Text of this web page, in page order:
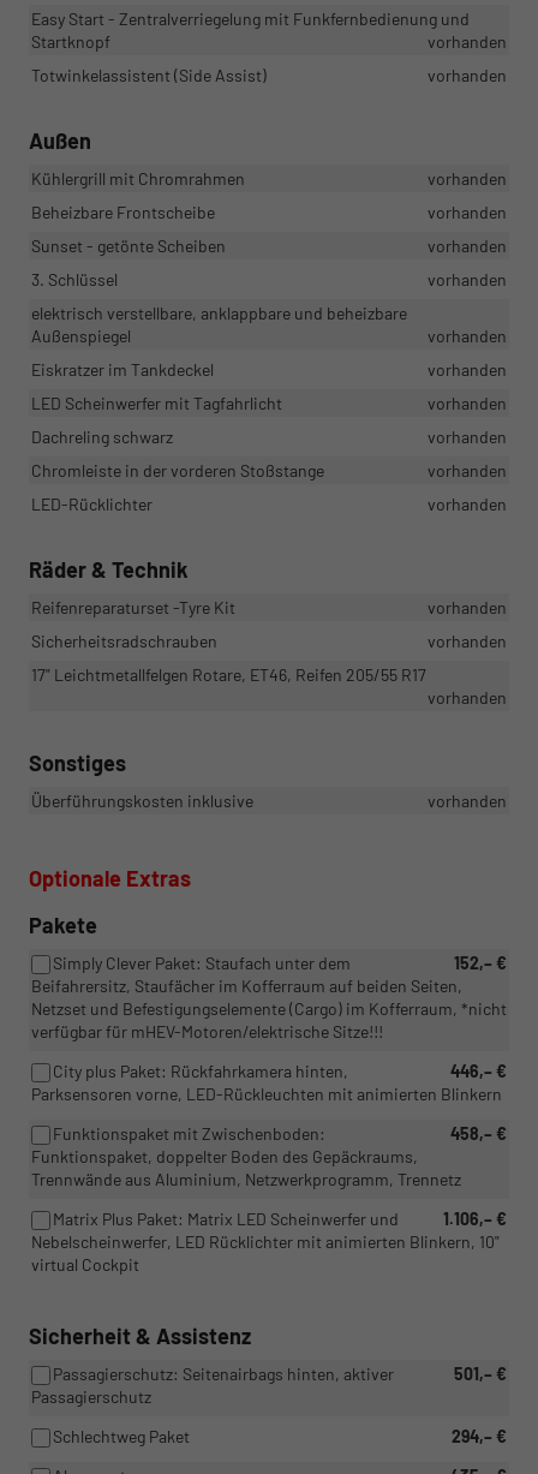
Easy Start - Zentralverriegelung mit Funkfernbedienung und
Startknopf
vorhanden
Totwinkelassistent (Side Assist)
vorhanden
Außen
Kühlergrill mit Chromrahmen
vorhanden
Beheizbare Frontscheibe
vorhanden
Sunset - getönte Scheiben
vorhanden
3. Schlüssel
vorhanden
elektrisch verstellbare, anklappbare und beheizbare
Außenspiegel
vorhanden
Eiskratzer im Tankdeckel
vorhanden
LED Scheinwerfer mit Tagfahrlicht
vorhanden
Dachreling schwarz
vorhanden
Chromleiste in der vorderen Stoßstange
vorhanden
LED-Rücklichter
vorhanden
Räder & Technik
Reifenreparaturset -Tyre Kit
vorhanden
Sicherheitsradschrauben
vorhanden
17" Leichtmetallfelgen Rotare, ET46, Reifen 205/55 R17
vorhanden
Sonstiges
Überführungskosten inklusive vorhanden
Optionale Extras
Pakete
152,– €
Simply Clever Paket: Staufach unter dem
Beifahrersitz, Staufächer im Kofferraum auf beiden Seiten,
Netzset und Befestigungselemente (Cargo) im Kofferraum, *nicht
verfügbar für mHEV-Motoren/elektrische Sitze!!!
446,– €
City plus Paket: Rückfahrkamera hinten,
Parksensoren vorne, LED-Rückleuchten mit animierten Blinkern
458,– €
Funktionspaket mit Zwischenboden:
Funktionspaket, doppelter Boden des Gepäckraums,
Trennwände aus Aluminium, Netzwerkprogramm, Trennetz
1.106,– €
Matrix Plus Paket: Matrix LED Scheinwerfer und
Nebelscheinwerfer, LED Rücklichter mit animierten Blinkern, 10"
virtual Cockpit
Sicherheit & Assistenz
501,– €
Passagierschutz: Seitenairbags hinten, aktiver
Passagierschutz
294,– €
Schlechtweg Paket